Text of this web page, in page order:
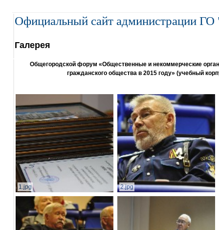
Официальный сайт администрации ГО
Галерея
Общегородской форум «Общественные и некоммерческие
гражданского общества в 2015 году» (учебный
1.jpg 2.jpg